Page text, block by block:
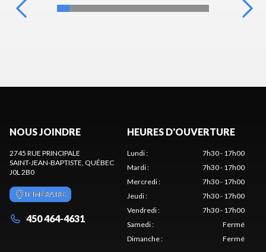
NOUS JOINDRE
2745 RUE PRINCIPALE
SAINT-JEAN-BAPTISTE , QUÉBEC
J0L 2B0
ITINÉRAIRE
450 464-4631
HEURES D'OUVERTURE
Lundi:
7h30 - 17h00
Mardi:
7h30 - 17h00
Mercredi:
7h30 - 17h00
Jeudi:
7h30 - 17h00
Vendredi:
7h30 - 17h00
Samedi:
Fermé
Dimanche: Fermé